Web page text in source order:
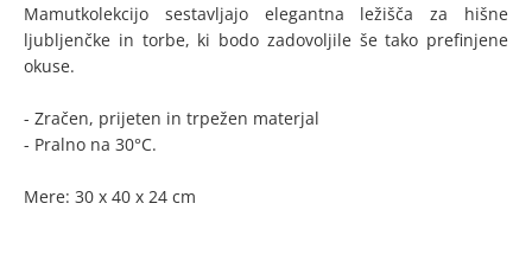
Mamutkolekcijo sestavljajo elegantna ležišča za hišne
ljubljenčke in torbe, ki bodo zadovoljile še tako prefinjene
okuse.
- Zračen, prijeten in trpežen materjal
- Pralno na 30°C.
Mere: 30 x 40 x 24 cm